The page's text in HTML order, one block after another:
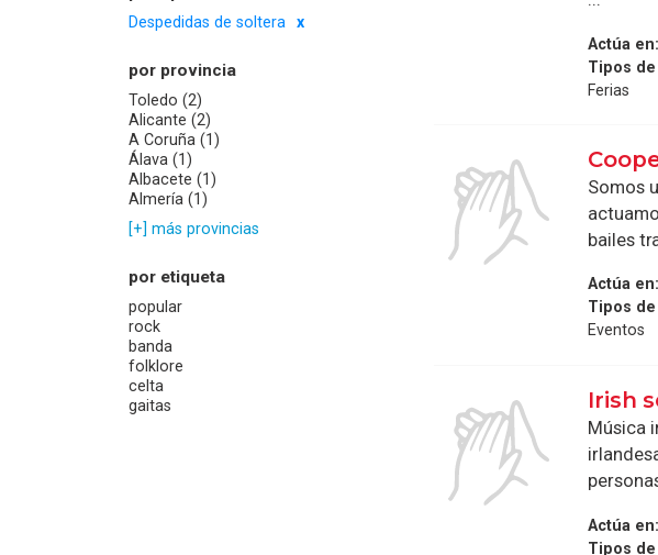
Despedidas de soltera
por provincia
Toledo (2)
Alicante (2)
A Coruña (1)
Álava (1)
Albacete (1)
Almería (1)
[+] más provincias
por etiqueta
popular
rock
banda
folklore
celta
gaitas
Actúa en:
Tipos
Ferias
Somos
bailes
Actúa en:
Tipos
Eventos
Irish
Música
Actúa en:
Tipos